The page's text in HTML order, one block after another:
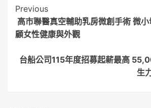
Post
Navigation
Previous
高市聯醫真空輔助乳房微創手術 微
顧女性健康與外觀
台船公司115年度招募起薪最高
生